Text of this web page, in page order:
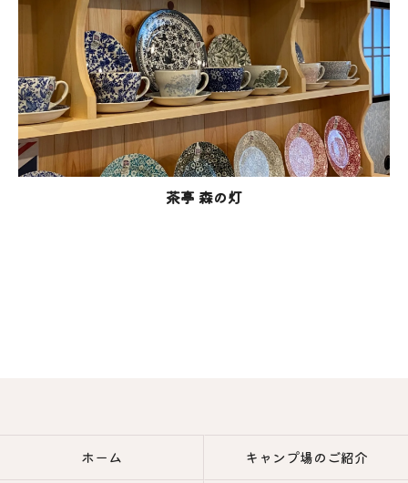
茶亭 森の灯
ホーム キャンプ場のご紹介